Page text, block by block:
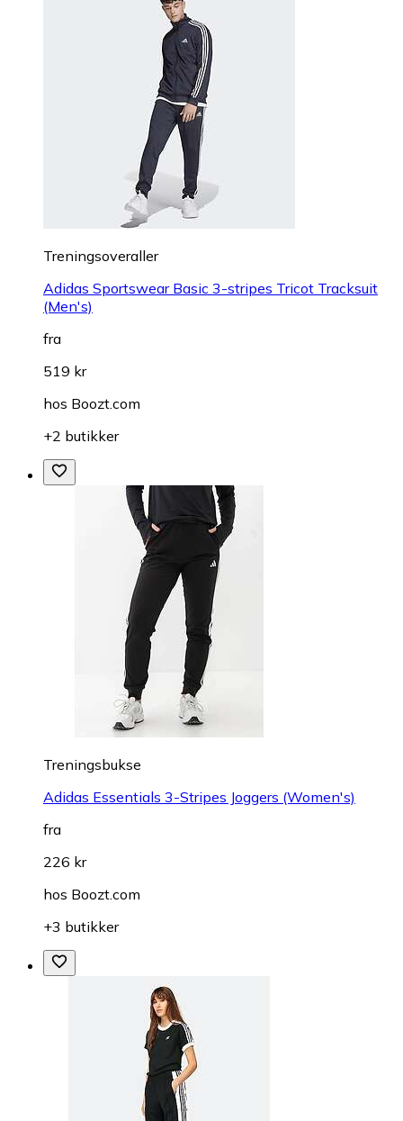
Treningsoveraller
Adidas Sportswear Basic 3-stripes Tricot Tracksuit
(Men's)
fra
519 kr
hos Boozt.com
+2 butikker
Treningsbukse
Adidas Essentials 3-Stripes Joggers (Women's)
fra
226 kr
hos Boozt.com
+3 butikker